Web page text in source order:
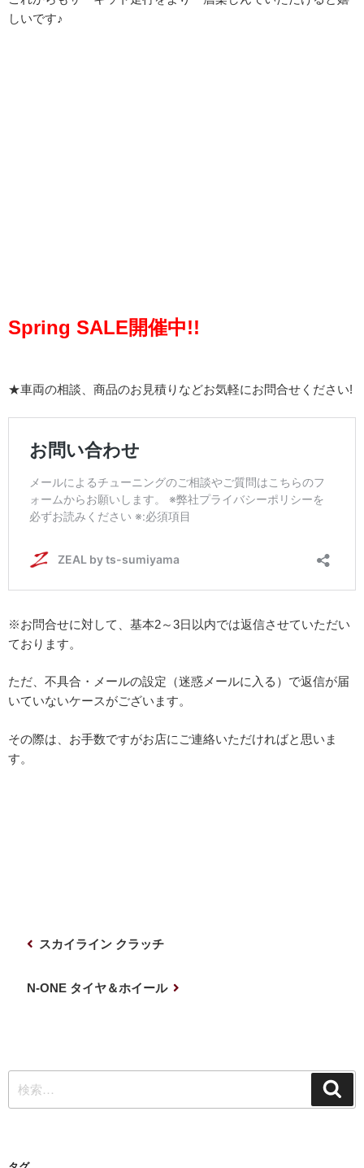
しいです♪
Spring SALE開催中!!
★車両の相談、商品のお見積りなどお気軽にお問合せください!
※お問合せに対して、基本2～3日以内では返信させていただい
ております。
ただ、不具合・メールの設定（迷惑メールに入る）で返信が届
いていないケースがございます。
その際は、お手数ですがお店にご連絡いただければと思いま
す。
シ
ョ
スカイライン クラッチ
N-ONE タイヤ＆ホイール
索: